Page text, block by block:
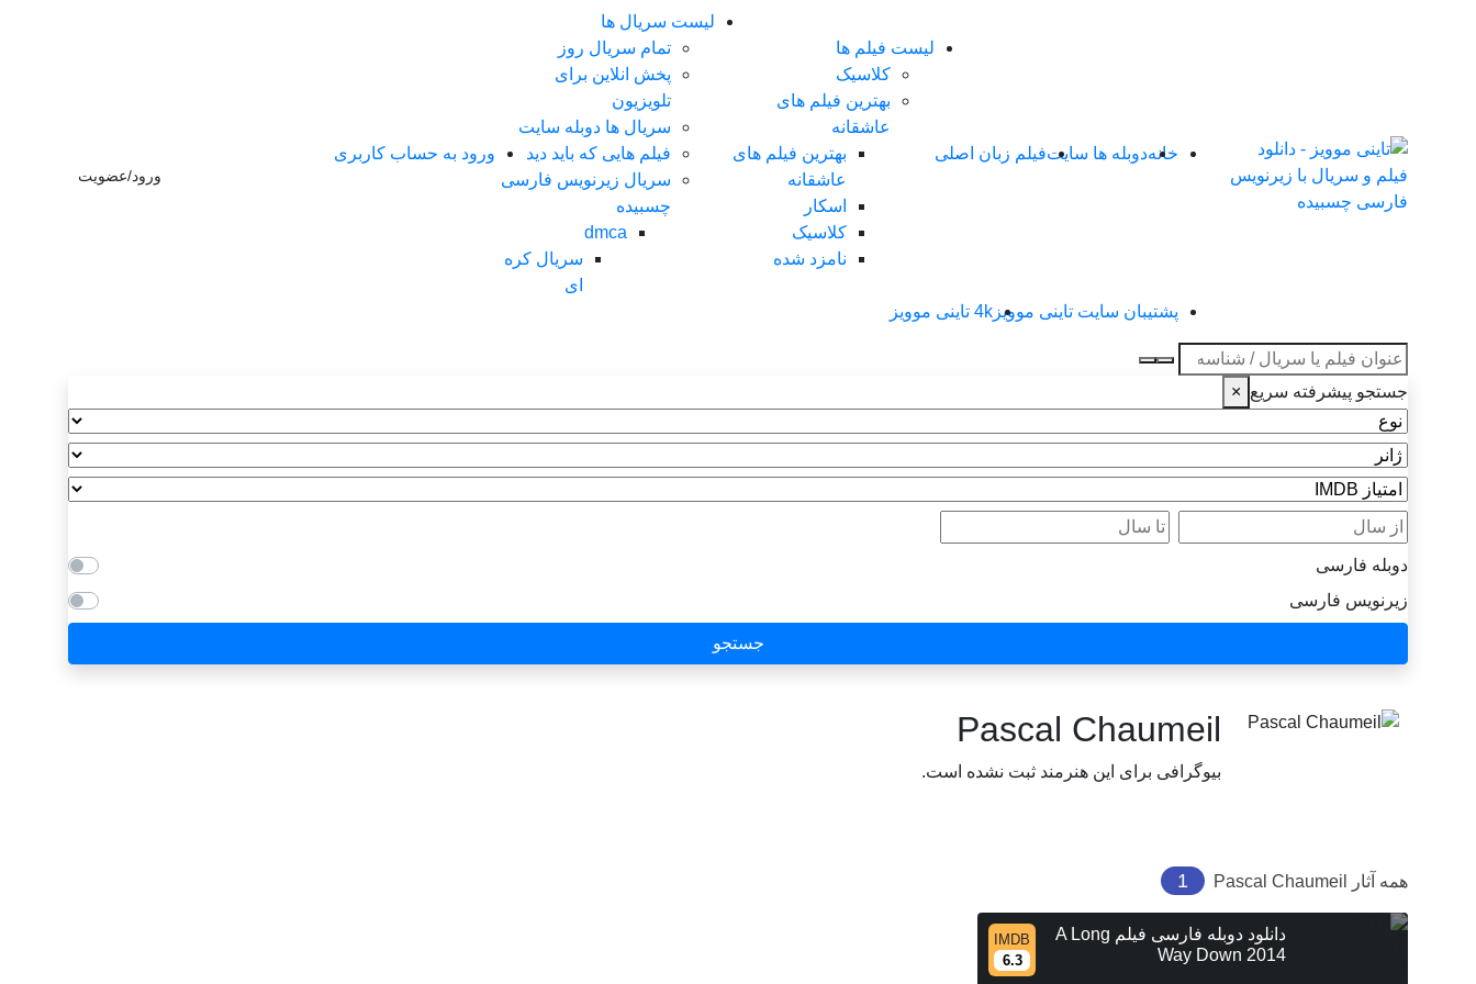
خانهدوبله ها سایتفیلم زبان اصلی
لیست فیلم ها
کلاسیک
بهترین فیلم های
عاشقانه
بهترین فیلم های
عاشقانه
اسکار
کلاسیک
نامزد شده
لیست سریال ها
تمام سریال روز
پخش انلاین برای
تلویزیون
سریال ها دوبله سایت
فیلم هایی که باید دید
سریال زیرنویس فارسی
چسبیده
dmca
سریال کره
ای
ورود به حساب کاربری
پشتیبان سایت تاینی موویز4k تاینی موویز
ورود/عضویت
عنوان جستجو
جستجو پیشرفته سریع ×
نوع
ژانر
امتیاز IMDB
از سال
تا سال
دوبله فارسی
زیرنویس فارسی
جستجو
Pascal Chaumeil
بیوگرافی برای این هنرمند ثبت نشده است.
همه آثار Pascal Chaumeil
1
دانلود دوبله فارسی فیلم A Long
Way Down 2014
IMDB
6.3